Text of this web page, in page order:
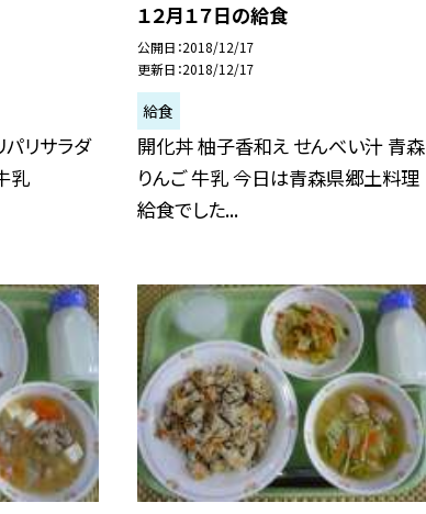
リサラダ
乳
１２月１７日の給食
公開日 2018/12/17
更新日 2018/12/17
給食
開化丼 柚子香和え せんべい汁 青森
りんご 牛乳 今日は青森県郷土料理
給食でした...